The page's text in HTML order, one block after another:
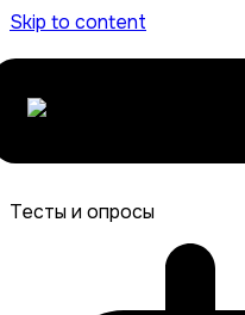
Skip to content
Тесты и опросы